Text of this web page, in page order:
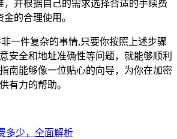
，并根据自己的需求选择合适的手续费
的合理使用。
一件复杂的事情,只要你按照上述步骤
安全和地址准确性等问题，就能够顺利
南能够像一位贴心的向导，为你在加密
有力的帮助。
多少，全面解析